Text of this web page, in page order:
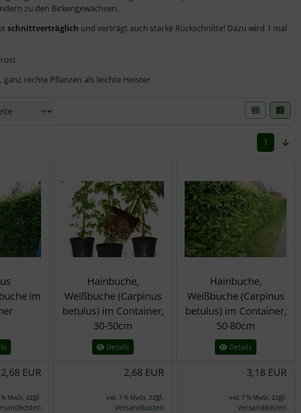
zu den Birkengewächsen.
schnittverträglich und verträgt auch starke Rückschnitte! Dazu wird 1 mal
rechte Pflanzen als leichte Heister
und zwischen einer Box- oder Listenansicht gewählt werden.
1
im
2,68 EUR
MwSt. zzgl.
Hainbuche,
Weißbuche (Carpinus
betulus) im Container,
30-50cm
Details
2,68 EUR
inkl. 7 % MwSt. zzgl.
Versandkosten
Hainbuche,
Weißbuche (Carpinus
betulus) im Container,
50-80cm
Details
3,18 EUR
inkl. 7 % MwSt. zzgl.
Versandkosten